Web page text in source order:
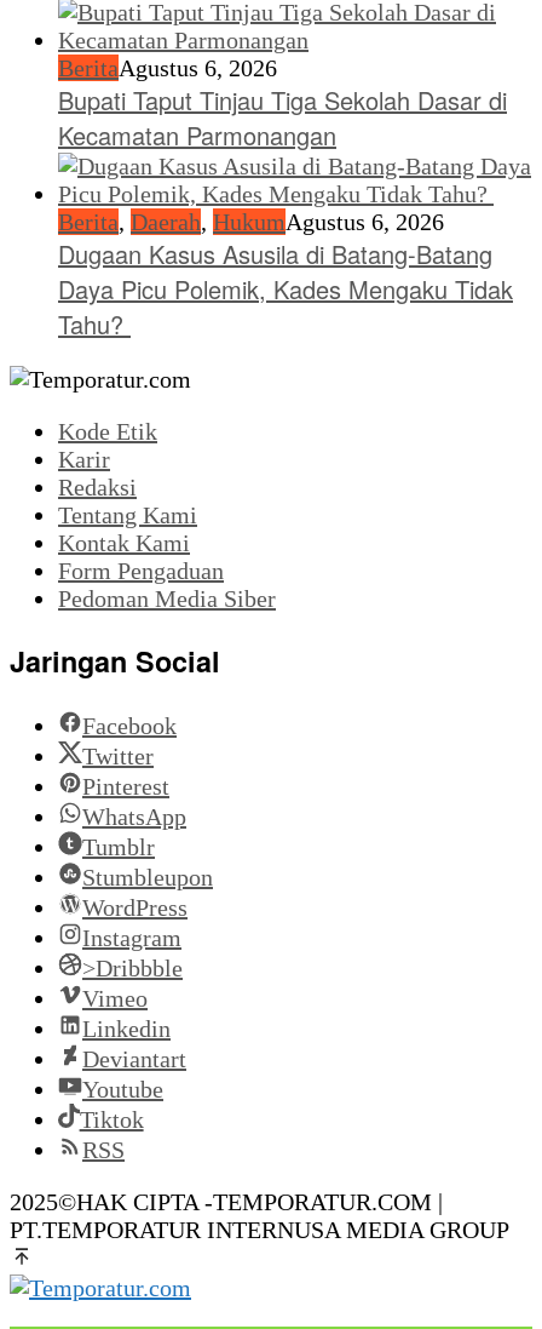
BeritaAgustus 6, 2026
Bupati Taput Tinjau Tiga Sekolah Dasar di
Kecamatan Parmonangan
Berita, Daerah, HukumAgustus 6, 2026
Dugaan Kasus Asusila di Batang-Batang
Daya Picu Polemik, Kades Mengaku Tidak
Tahu?
Kode Etik
Karir
Redaksi
Tentang Kami
Kontak Kami
Form Pengaduan
Pedoman Media Siber
Jaringan Social
Facebook
Twitter
Pinterest
WhatsApp
Tumblr
Stumbleupon
WordPress
Instagram
>Dribbble
Vimeo
Linkedin
Deviantart
Youtube
Tiktok
RSS
2025©HAK CIPTA -TEMPORATUR.COM |
PT.TEMPORATUR INTERNUSA MEDIA GROUP